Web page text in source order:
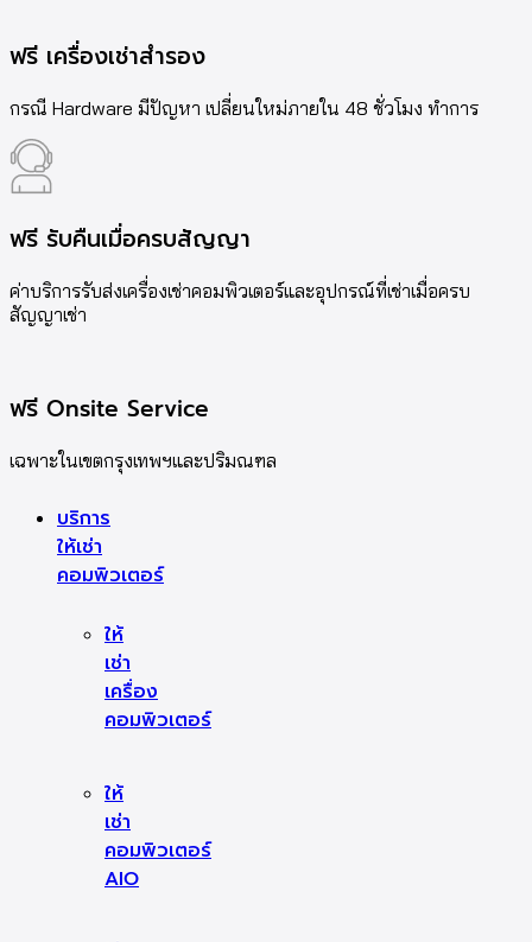
ฟรี เครื่องเช่าสำรอง
กรณี Hardware มีปัญหา เปลี่ยนใหม่ภายใน 48 ชั่วโมง ทำการ
ฟรี รับคืนเมื่อครบสัญญา
ค่าบริการรับส่งเครื่องเช่าคอมพิวเตอร์และอุปกรณ์ที่เช่าเมื่อครบ
สัญญาเช่า
ฟรี Onsite Service
เฉพาะในเขตกรุงเทพฯและปริมณฑล
บริการ
ให้เช่า
คอมพิวเตอร์
ให้
เช่า
เครื่อง
คอมพิวเตอร์
ให้
เช่า
คอมพิวเตอร์
AIO